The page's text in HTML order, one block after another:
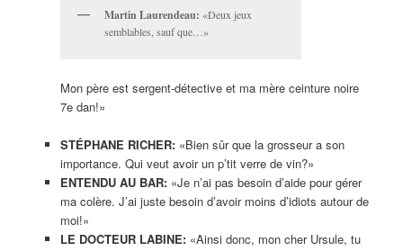
Martin Laurendeau: «Deux jeux
semblables, sauf que…»
Mon père est sergent-détective et ma mère ceinture noire
7e dan!»
STÉPHANE RICHER: «Bien sûr que la grosseur a son
importance. Qui veut avoir un p’tit verre de vin?»
ENTENDU AU BAR: «Je n’ai pas besoin d’aide pour gérer
ma colère. J’ai juste besoin d’avoir moins d’idiots autour de
moi!»
LE DOCTEUR LABINE: «Ainsi donc, mon cher Ursule, tu